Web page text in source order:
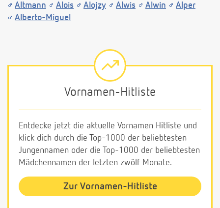
Altmann
Alois Alojzy Alwis Alwin
Alper
Alberto-Miguel
Vornamen-Hitliste
Entdecke jetzt die aktuelle Vornamen Hitliste und
klick dich durch die Top-1000 der beliebtesten
Jungennamen oder die Top-1000 der beliebtesten
Mädchennamen der letzten zwölf Monate.
Zur Vornamen-Hitliste